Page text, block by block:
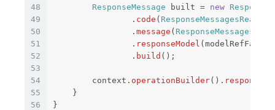
48
49
50
51
52
53
54
55
56
ResponseMessage built = new
. code ( ResponseMessagesReader
. message (
. responseModel (
. build ();
context . operationBuilder().
}
}